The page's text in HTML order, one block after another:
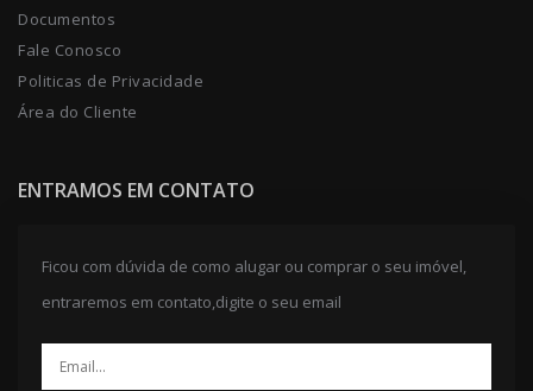
Documentos
Fale Conosco
Politicas de Privacidade
Área do Cliente
ENTRAMOS EM CONTATO
Ficou com dúvida de como alugar ou comprar o seu imóvel,
entraremos em contato,digite o seu email